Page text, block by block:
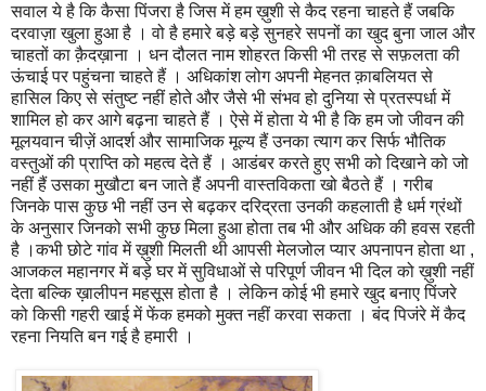
सवाल ये है कि कैसा पिंजरा है जिस में हम ख़ुशी से कैद रहना चाहते हैं जबकि
दरवाज़ा खुला हुआ है । वो है हमारे बड़े बड़े सुनहरे सपनों का खुद बुना जाल और
चाहतों का क़ैदख़ाना । धन दौलत नाम शोहरत किसी भी तरह से सफ़लता की
ऊंचाई पर पहुंचना चाहते हैं । अधिकांश लोग अपनी मेहनत क़ाबलियत से
हासिल किए से संतुष्ट नहीं होते और जैसे भी संभव हो दुनिया से प्रतस्पर्धा में
शामिल हो कर आगे बढ़ना चाहते हैं । ऐसे में होता ये भी है कि हम जो जीवन की
मूलयवान चीज़ें आदर्श और सामाजिक मूल्य हैं उनका त्याग कर सिर्फ भौतिक
वस्तुओं की प्राप्ति को महत्व देते हैं । आडंबर करते हुए सभी को दिखाने को जो
नहीं हैं उसका मुखौटा बन जाते हैं अपनी वास्तविकता खो बैठते हैं । गरीब
जिनके पास कुछ भी नहीं उन से बढ़कर दरिद्रता उनकी कहलाती है धर्म ग्रंथों
के अनुसार जिनको सभी कुछ मिला हुआ होता तब भी और अधिक की हवस रहती
है ।कभी छोटे गांव में ख़ुशी मिलती थी आपसी मेलजोल प्यार अपनापन होता था ,
आजकल महानगर में बड़े घर में सुविधाओं से परिपूर्ण जीवन भी दिल को ख़ुशी नहीं
देता बल्कि ख़ालीपन महसूस होता है । लेकिन कोई भी हमारे खुद बनाए पिंजरे
को किसी गहरी खाई में फेंक हमको मुक्त नहीं करवा सकता । बंद पिजंरे में कैद
रहना नियति बन गई है हमारी ।